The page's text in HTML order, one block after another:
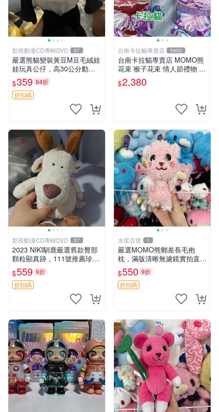
影視動漫CD專輯DVD 57
嚴選熊貓變裝黃豆M豆毛絨娃
娃玩具公仔，高30公分動漫
周邊 熊貓 變裝 公仔
$359 84折
折扣碼
台南卡拉貓專賣店 5902
台南卡拉貓專賣店 MOMO熊
花束 猴子花束 情人節禮物 二
選一 可繡字 可今天寄明天到
$2,380
影視動漫CD專輯DVD 57
2023 NIKI馴鹿嚴選舊款臀部
顆粒顯真跡，111號推薦珍藏
品 馴鹿 舊款 尾巴顆粒
$559 9折
折扣碼
水星百貨 1
嚴選MOMO熊郵差長毛抱
枕，滿版清晰無濾鏡實拍直
銷。每周新品到貨，不容錯
過！ 郵差熊 長毛 抱枕
$550 9折
折扣碼